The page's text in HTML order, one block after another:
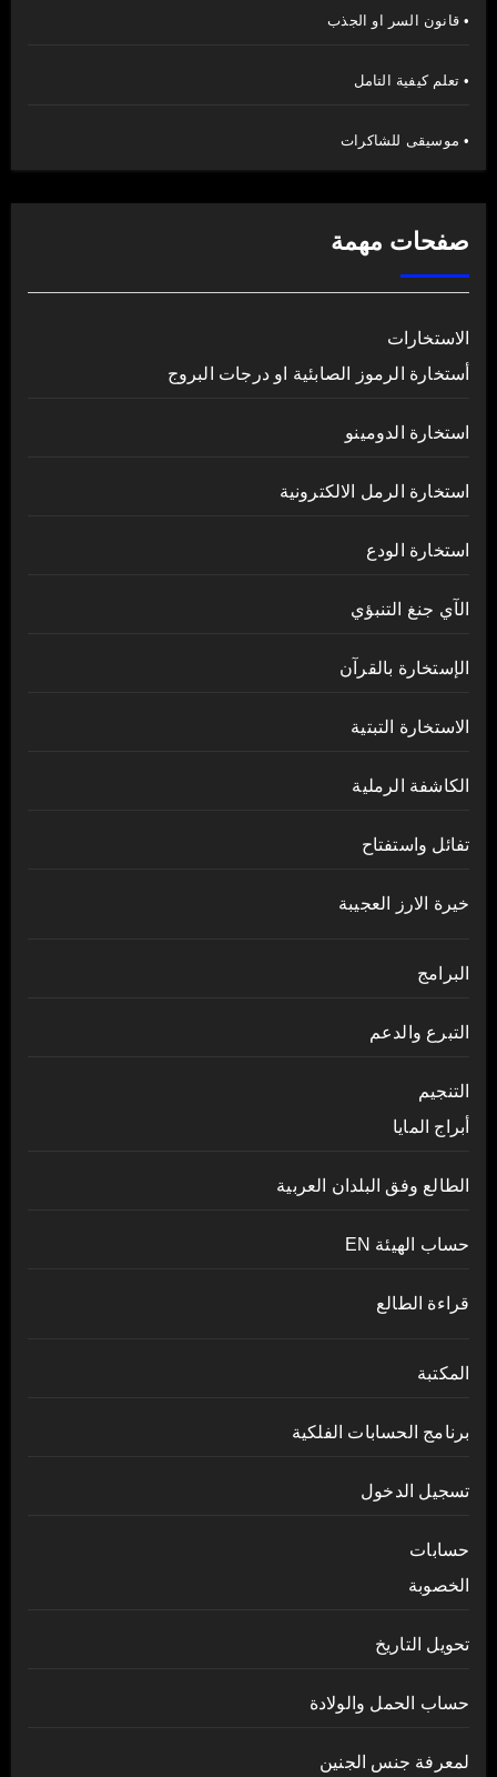
• قانون السر او الجذب
• تعلم كيفية التامل
• موسيقى للشاكرات
صفحات مهمة
الاستخارات
أستخارة الرموز الصابئية او درجات البروج
استخارة الدومينو
استخارة الرمل الالكترونية
استخارة الودع
الآي جنغ التنبؤي
الإستخارة بالقرآن
الاستخارة التبتية
الكاشفة الرملية
تفائل واستفتاح
خيرة الارز العجيبة
البرامج
التبرع والدعم
التنجيم
أبراج المايا
الطالع وفق البلدان العربية
حساب الهيئة EN
قراءة الطالع
المكتبة
برنامج الحسابات الفلكية
تسجيل الدخول
حسابات
الخصوبة
تحويل التاريخ
حساب الحمل والولادة
لمعرفة جنس الجنين